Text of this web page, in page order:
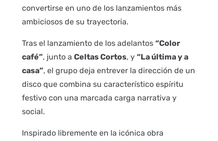
convertirse en uno de los lanzamientos más
ambiciosos de su trayectoria.
Tras el lanzamiento de los adelantos “Color
café”, junto a Celtas Cortos, y “La última y a
casa”, el grupo deja entrever la dirección de un
disco que combina su característico espíritu
festivo con una marcada carga narrativa y
social.
Inspirado libremente en la icónica obra